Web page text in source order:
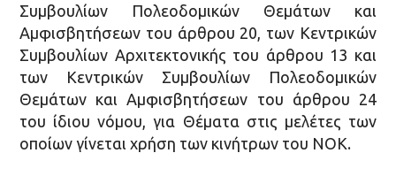
Συμβουλίων Πολεοδομικών Θεμάτων και
Αμφισβητήσεων του άρθρου 20, των Κεντρικών
Συμβουλίων Αρχιτεκτονικής του άρθρου 13 και
των Κεντρικών Συμβουλίων Πολεοδομικών
Θεμάτων και Αμφισβητήσεων του άρθρου 24
του ίδιου νόμου, για Θέματα στις μελέτες των
οποίων γίνεται χρήση των κινήτρων του ΝΟΚ.